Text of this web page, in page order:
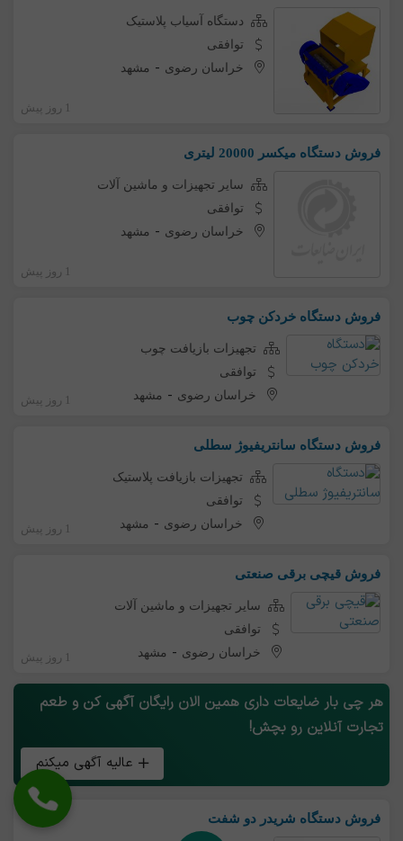
دستگاه آسیاب پلاستیک
توافقی
خراسان رضوی - مشهد
1 روز پیش
فروش دستگاه میکسر 20000 لیتری
سایر تجهیزات و ماشین آلات
توافقی
خراسان رضوی - مشهد
1 روز پیش
فروش دستگاه خردکن چوب
تجهیزات بازیافت چوب
توافقی
خراسان رضوی - مشهد 1 روز پیش
فروش دستگاه سانتریفیوژ سطلی
تجهیزات بازیافت پلاستیک
توافقی
خراسان رضوی - مشهد 1 روز پیش
فروش قیچی برقی صنعتی
سایر تجهیزات و ماشین آلات
توافقی
خراسان رضوی - مشهد 1 روز پیش
هر چی بار ضایعات داری همین الان رایگان آگهی کن و طعم
تجارت آنلاین رو بچش!
عالیه آگهی میکنم
فروش دستگاه شریدر دو شفت